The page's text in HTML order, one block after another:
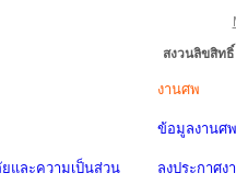
สงวนลิขสิท
และความเป็นส่วน
งานศพ
ข้อมูลงานศพ
ลงประกาศง